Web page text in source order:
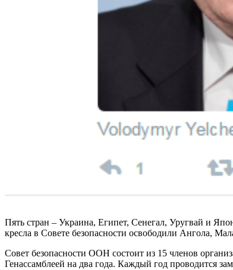
Пять стран – Украина, Египет, Сенегал, Уругвай и
кресла в Совете безопасности освободили Ангола,
Совет безопасности ООН состоит из 15 членов
Генассамблеей на два года. Каждый год проводится